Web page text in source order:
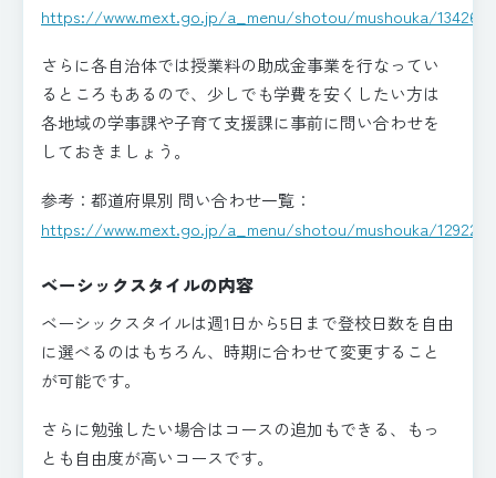
https://www.mext.go.jp/a_menu/shotou/mushouka/
さらに各自治体では授業料の助成金事業を行なってい
るところもあるので、少しでも学費を安くしたい方は
各地域の学事課や子育て支援課に事前に問い合わせを
しておきましょう。
参考：都道府県別 問い合わせ一覧：
https://www.mext.go.jp/a_menu/shotou/mushouka/
ベーシックスタイルの内容
ベーシックスタイルは週1日から5日まで登校日数を自由
に選べるのはもちろん、時期に合わせて変更すること
が可能です。
さらに勉強したい場合はコースの追加もできる、もっ
とも自由度が高いコースです。